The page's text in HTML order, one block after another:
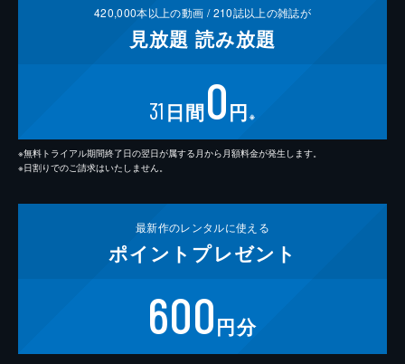
420,000本以上の動画 /210誌以上の雑誌が
見放題 読み放題
31 日間0円 ※
※無料トライアル期間終了日の翌日が属する月から月額料金が発生します。
※日割りでのご請求はいたしません。
最新作のレンタルに使える
ポイント プレゼント
600円分